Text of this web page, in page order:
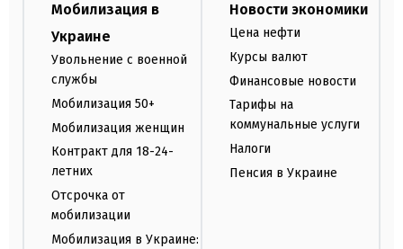
Мобилизация в
Украине
Увольнение с военной
службы
Мобилизация 50+
Мобилизация женщин
Контракт для 18-24-
летних
Отсрочка от
мобилизации
Мобилизация в Украине:
Новости экономики
Цена нефти
Курсы валют
Финансовые новости
Тарифы на
коммунальные услуги
Налоги
Пенсия в Украине